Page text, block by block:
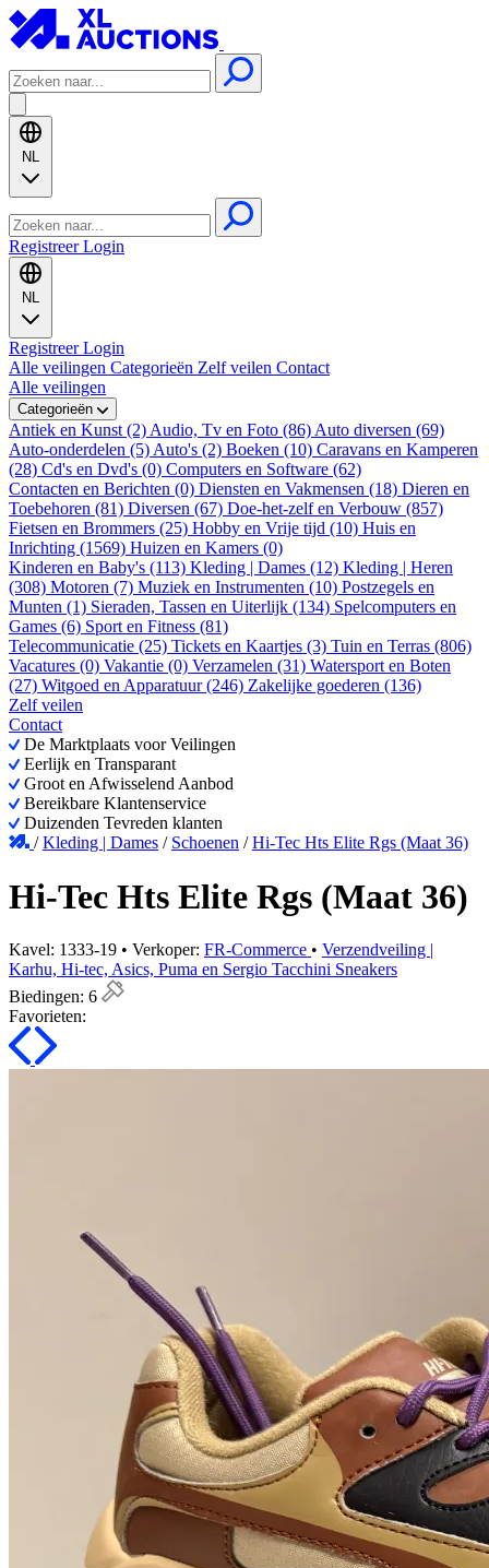
NL
RegistreerLogin
NL
RegistreerLogin
Alle veilingen Categorieën Zelf veilen Contact
Alle veilingen
Categorieën
Antiek en Kunst (2) Audio, Tv en Foto (86) Auto diversen (69)
Auto-onderdelen (5) Auto's (2) Boeken (10) Caravans en Kamperen
(28) Cd's en Dvd's (0) Computers en Software (62)
Contacten en Berichten (0) Diensten en Vakmensen (18) Dieren en
Toebehoren (81) Diversen (67) Doe-het-zelf en Verbouw (857)
Fietsen en Brommers (25) Hobby en Vrije tijd (10) Huis en
Inrichting (1569) Huizen en Kamers (0)
Kinderen en Baby's (113) Kleding | Dames (12) Kleding | Heren
(308) Motoren (7) Muziek en Instrumenten (10) Postzegels en
Munten (1) Sieraden, Tassen en Uiterlijk (134) Spelcomputers en
Games (6) Sport en Fitness (81)
Telecommunicatie (25) Tickets en Kaartjes (3) Tuin en Terras (806)
Vacatures (0) Vakantie (0) Verzamelen (31) Watersport en Boten
(27) Witgoed en Apparatuur (246) Zakelijke goederen (136)
Zelf veilen
Contact
De Marktplaats voor Veilingen
Eerlijk en Transparant
Groot en Afwisselend Aanbod
Bereikbare Klantenservice
Duizenden Tevreden klanten
/Kleding | Dames / Schoenen /Hi-Tec Hts Elite Rgs (Maat 36)
Hi-Tec Hts Elite Rgs (Maat 36)
Kavel: 1333-19 • Verkoper: FR-Commerce • Verzendveiling |
Karhu, Hi-tec, Asics, Puma en Sergio Tacchini Sneakers
Biedingen: 6
Favorieten: